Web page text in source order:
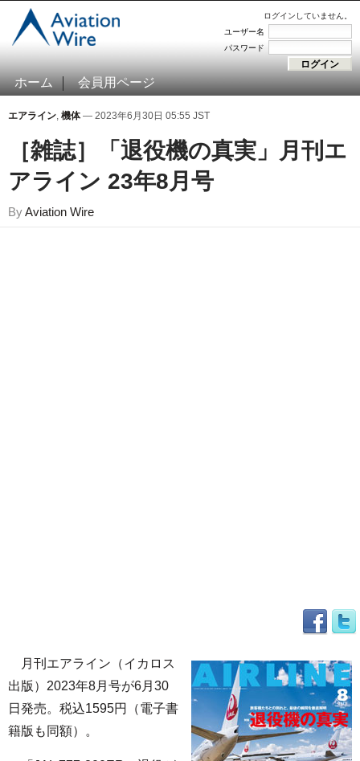
ログインしていません。
ユーザー名
パスワード
ホーム 会員用ページ
エアライン, 機体— 2023年6月30日 05:55 JST
［雑誌］「退役機の真実」月刊エ
アライン 23年8月号
ByAviation Wire
月刊エアライン（イカロス
出版）2023年8月号が6月30
日発売。税込1595円（電子書
籍版も同額）。